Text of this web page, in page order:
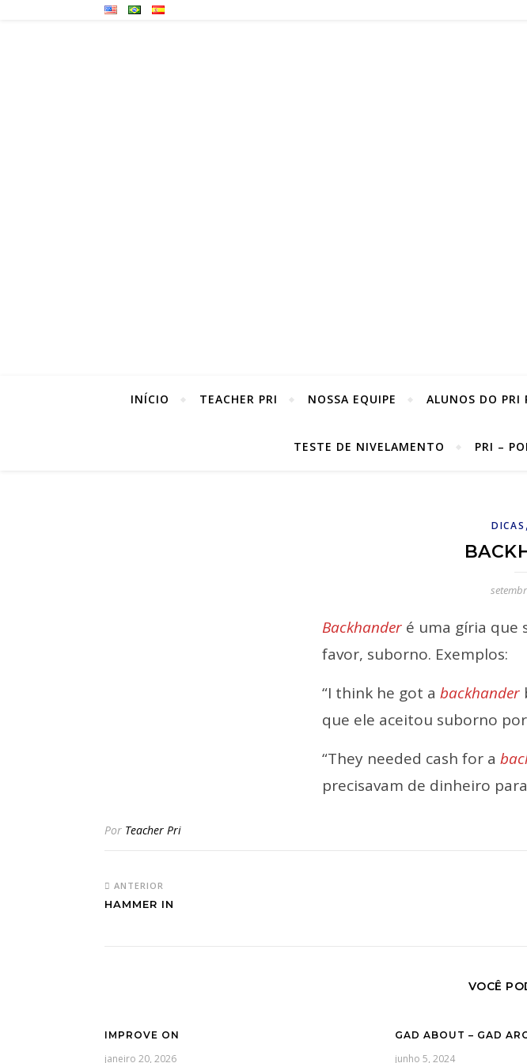
INÍCIO TEACHER PRI NOSSA EQUIPE ALUNOS DO PRI
TESTE DE NIVELAMENTO PRI –
DICAS ,
Backhander é uma gíria que
favor, suborno. Exemplos:
“I think he got abackhander
que ele aceitou suborno
“They needed cash for a
precisavam de dinheiro
Por Teacher Pri
ANTERIOR
HAMMER IN
VOCÊ
IMPROVE ON
janeiro 20, 2026
GAD ABOUT – GAD
junho 5, 2024